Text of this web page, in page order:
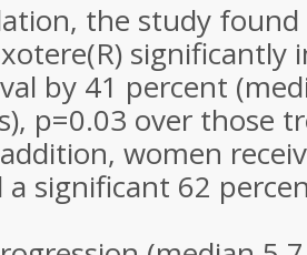
the study
significantly
by 41 percent
p=0.03 over those
women
a significant 62